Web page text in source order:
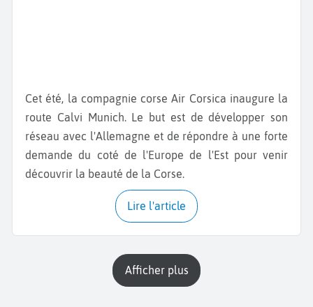
Cet été, la compagnie corse Air Corsica inaugure la
route Calvi Munich. Le but est de développer son
réseau avec l'Allemagne et de répondre à une forte
demande du coté de l'Europe de l'Est pour venir
découvrir la beauté de la Corse.
Lire l'article
Afficher plus